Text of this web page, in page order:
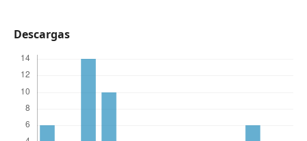
Descargas